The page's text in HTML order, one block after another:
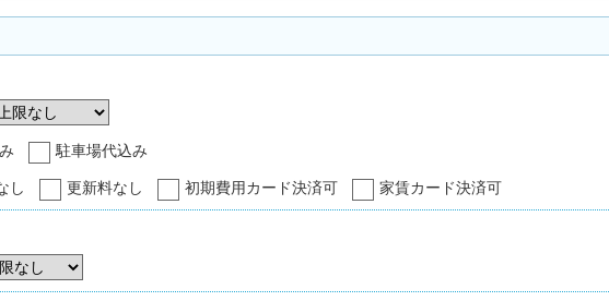
駐車場代込み
し 更新料なし 初期費用カード決済可 家賃カード決済可